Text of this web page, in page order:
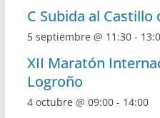
C Subida al Castillo
5 septiembre @ 11:30-
XII Maratón
Logroño
4 octubre @ 09:00- 14:00